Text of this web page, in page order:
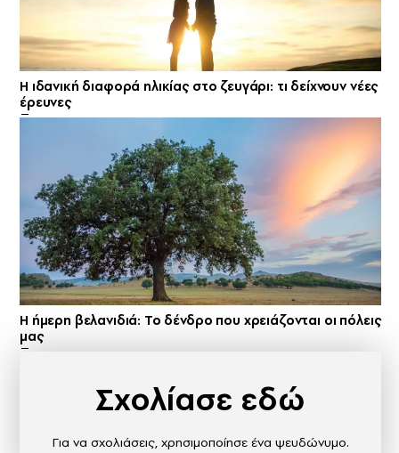
Η ιδανική διαφορά ηλικίας στο ζευγάρι: τι δείχνουν νέες
έρευνες
Η ήμερη βελανιδιά: Το δένδρο που χρειάζονται οι πόλεις
μας
Σχολίασε εδώ
Για να σχολιάσεις, χρησιμοποίησε ένα ψευδώνυμο.